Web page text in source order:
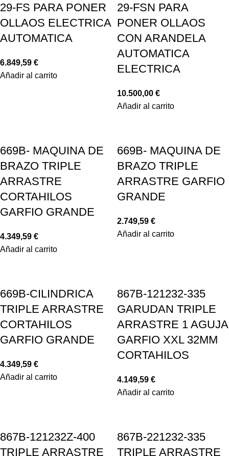
29-FS PARA PONER
OLLAOS ELECTRICA
AUTOMATICA
6.849,59 €
Añadir al carrito
29-FSN PARA
PONER OLLAOS
CON ARANDELA
AUTOMATICA
ELECTRICA
10.500,00 €
Añadir al carrito
669B- MAQUINA DE
BRAZO TRIPLE
ARRASTRE
CORTAHILOS
GARFIO GRANDE
4.349,59 €
Añadir al carrito
669B- MAQUINA DE
BRAZO TRIPLE
ARRASTRE GARFIO
GRANDE
2.749,59 €
Añadir al carrito
669B-CILINDRICA
TRIPLE ARRASTRE
CORTAHILOS
GARFIO GRANDE
4.349,59 €
Añadir al carrito
867B-121232-335
GARUDAN TRIPLE
ARRASTRE 1 AGUJA
GARFIO XXL 32MM
CORTAHILOS
4.149,59 €
Añadir al carrito
867B-121232Z-400
TRIPLE ARRASTRE
867B-221232-335
TRIPLE ARRASTRE